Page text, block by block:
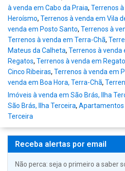
à venda em Cabo da Praia, Terrenos
Heroísmo, Terrenos à venda em Vila
venda em Posto Santo, Terrenos à
Terrenos à venda em Terra-Chã,
Mateus da Calheta, Terrenos à venda
Regatos, Terrenos à venda em
Cinco Ribeiras, Terrenos à venda em
venda em Boa Hora, Terra-Chã,
Imóveis à venda em São Brás, Ilha
São Brás, Ilha Terceira, Apartamentos
Terceira
Receba alertas por email
Não perca: seja o primeiro a saber